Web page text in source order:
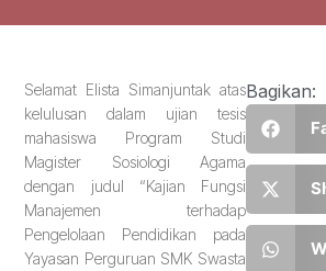
Selamat Elista Simanjuntak atas
kelulusan dalam ujian tesis
mahasiswa Program Studi
Magister Sosiologi Agama
dengan judul “Kajian Fungsi
Manajemen terhadap
Pengelolaan Pendidikan pada
Yayasan Perguruan SMK Swasta
Bagikan: